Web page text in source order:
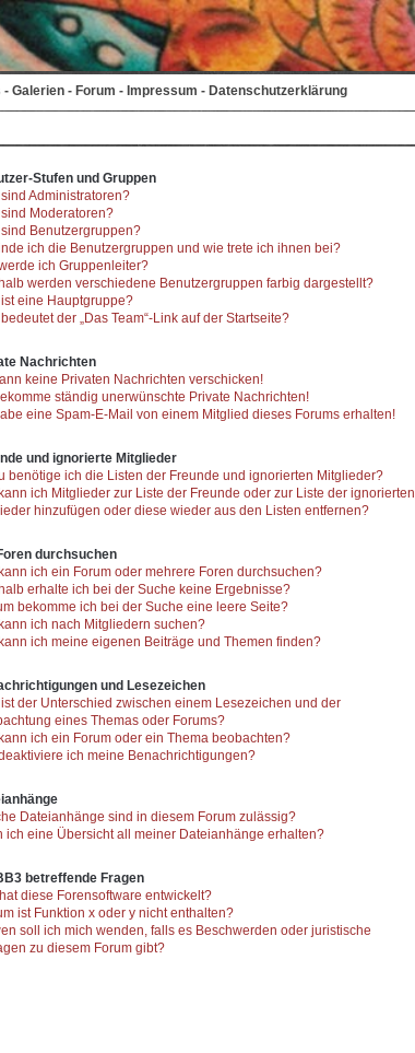
- Galerien - Forum - Impressum - Datenschutzerklärung
Stufen und Gruppen
Administratoren?
Moderatoren?
Benutzergruppen?
ich die Benutzergruppen und wie trete ich ihnen bei?
ich Gruppenleiter?
werden verschiedene Benutzergruppen farbig dargestellt?
eine Hauptgruppe?
der „Das Team“-Link auf der Startseite?
Nachrichten
keine Privaten Nachrichten verschicken!
ständig unerwünschte Private Nachrichten!
eine Spam-E-Mail von einem Mitglied dieses Forums erhalten!
und ignorierte Mitglieder
benötige ich die Listen der Freunde und ignorierten Mitglieder?
ich Mitglieder zur Liste der Freunde oder zur Liste der ignorierten
hinzufügen oder diese wieder aus den Listen entfernen?
durchsuchen
ich ein Forum oder mehrere Foren durchsuchen?
erhalte ich bei der Suche keine Ergebnisse?
bekomme ich bei der Suche eine leere Seite?
ich nach Mitgliedern suchen?
ich meine eigenen Beiträge und Themen finden?
und Lesezeichen
der Unterschied zwischen einem Lesezeichen und der
eines Themas oder Forums?
ich ein Forum oder ein Thema beobachten?
ich meine Benachrichtigungen?
Dateianhänge sind in diesem Forum zulässig?
ich eine Übersicht all meiner Dateianhänge erhalten?
betreffende Fragen
diese Forensoftware entwickelt?
ist Funktion x oder y nicht enthalten?
soll ich mich wenden, falls es Beschwerden oder juristische
zu diesem Forum gibt?